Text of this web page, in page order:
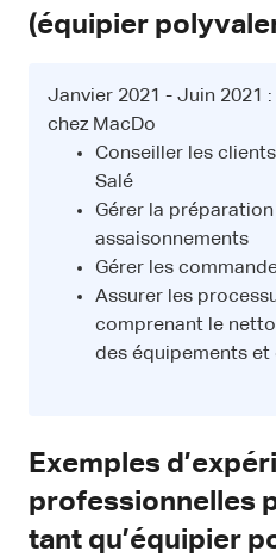
(équipier
Janvier 2021 - Juin 2021
chez MacDo
Conseiller les
Salé
Gérer la
assaisonnements
Gérer les
Assurer les
comprenant le
des équipements et
Exemples
professionnelles
tant qu’équipier